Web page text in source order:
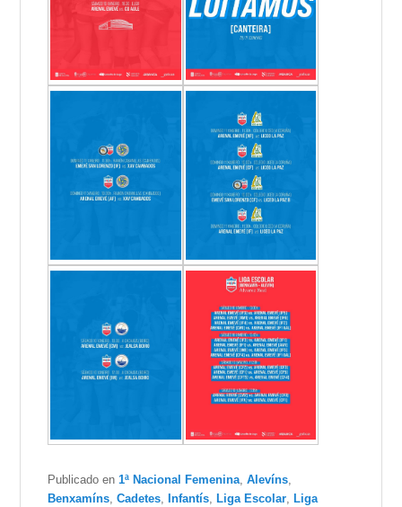
Publicado en 1ª Nacional Femenina,Alevíns,
Benxamíns,Cadetes, Infantís, Liga Escolar, Liga